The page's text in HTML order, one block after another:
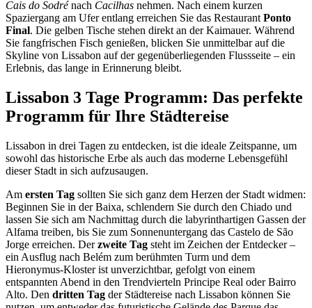
Cais do Sodrénach Cacilhas nehmen. Nach einem kurzen
Spaziergang am Ufer entlang erreichen Sie das Restaurant Ponto
Final. Die gelben Tische stehen direkt an der Kaimauer. Während
Sie fangfrischen Fisch genießen, blicken Sie unmittelbar auf die
Skyline von Lissabon auf der gegenüberliegenden Flussseite – ein
Erlebnis, das lange in Erinnerung bleibt.
Lissabon 3 Tage Programm: Das perfekte
Programm für Ihre Städtereise
Lissabon in drei Tagen zu entdecken, ist die ideale Zeitspanne, um
sowohl das historische Erbe als auch das moderne Lebensgefühl
dieser Stadt in sich aufzusaugen.
Am ersten Tag sollten Sie sich ganz dem Herzen der Stadt widmen:
Beginnen Sie in der Baixa, schlendern Sie durch den Chiado und
lassen Sie sich am Nachmittag durch die labyrinthartigen Gassen der
Alfama treiben, bis Sie zum Sonnenuntergang das Castelo de São
Jorge erreichen. Derzweite Tag steht im Zeichen der Entdecker –
ein Ausflug nach Belém zum berühmten Turm und dem
Hieronymus-Kloster ist unverzichtbar, gefolgt von einem
entspannten Abend in den Trendvierteln Principe Real oder Bairro
Alto. Den dritten Tag der Städtereise nach Lissabon können Sie